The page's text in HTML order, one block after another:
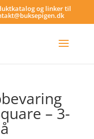
og linker til
– 3-